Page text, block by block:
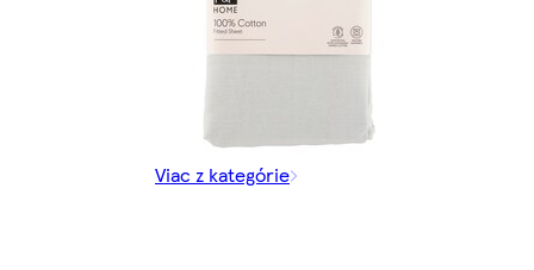
Viac z kategórie